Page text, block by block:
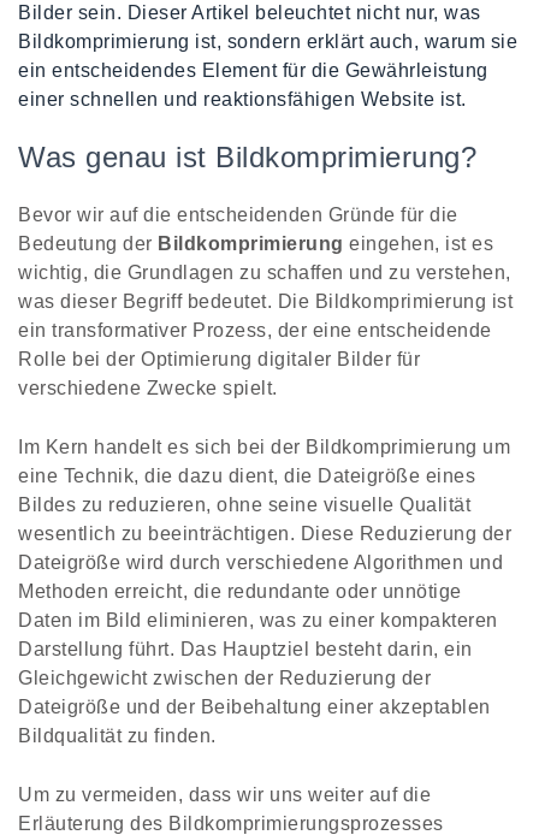
Bilder sein. Dieser Artikel beleuchtet nicht nur, was
Bildkomprimierung ist, sondern erklärt auch, warum sie
ein entscheidendes Element für die Gewährleistung
einer schnellen und reaktionsfähigen Website ist.
Was genau ist Bildkomprimierung?
Bevor wir auf die entscheidenden Gründe für die
Bedeutung der Bildkomprimierung eingehen, ist es
wichtig, die Grundlagen zu schaffen und zu verstehen,
was dieser Begriff bedeutet. Die Bildkomprimierung ist
ein transformativer Prozess, der eine entscheidende
Rolle bei der Optimierung digitaler Bilder für
verschiedene Zwecke spielt.
Im Kern handelt es sich bei der Bildkomprimierung um
eine Technik, die dazu dient, die Dateigröße eines
Bildes zu reduzieren, ohne seine visuelle Qualität
wesentlich zu beeinträchtigen. Diese Reduzierung der
Dateigröße wird durch verschiedene Algorithmen und
Methoden erreicht, die redundante oder unnötige
Daten im Bild eliminieren, was zu einer kompakteren
Darstellung führt. Das Hauptziel besteht darin, ein
Gleichgewicht zwischen der Reduzierung der
Dateigröße und der Beibehaltung einer akzeptablen
Bildqualität zu finden.
Um zu vermeiden, dass wir uns weiter auf die
Erläuterung des Bildkomprimierungsprozesses